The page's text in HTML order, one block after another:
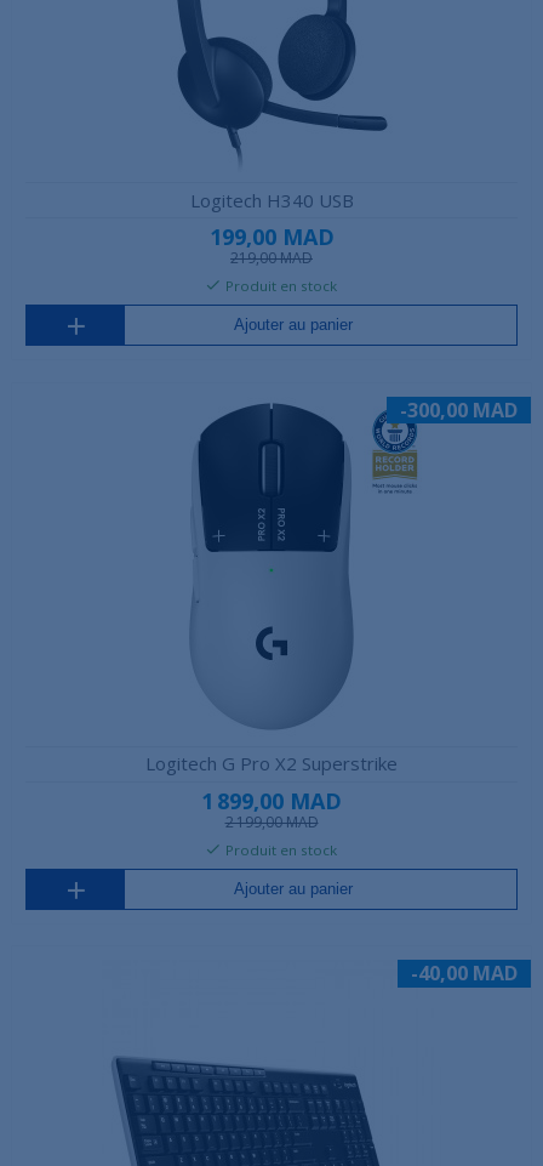
Logitech H340 USB
199,00 MAD
219,00 MAD
Produit en stock
Ajouter au panier
-300,00 MAD
Logitech G Pro X2 Superstrike
1 899,00 MAD
2 199,00 MAD
Produit en stock
Ajouter au panier
-40,00 MAD